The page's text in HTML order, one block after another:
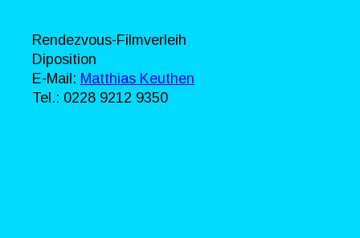
Rendezvous-Filmverleih
Diposition
E-Mail: Matthias Keuthen
Tel.: 0228 9212 9350